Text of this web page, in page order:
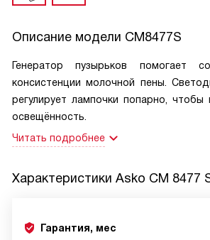
Описание модели CM8477S
Генератор пузырьков помогает
консистенции молочной пены.
регулирует лампочки попарно,
освещённость.
Читать подробнее
Характеристики Asko CM 8477
Гарантия, мес